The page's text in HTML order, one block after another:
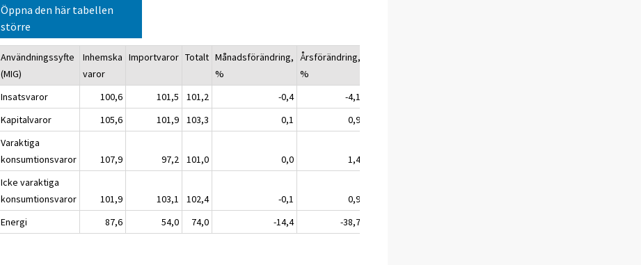
Öppna den här tabellen
större
Användningssyfte
(MIG)
Inhemska
varor
Importvaror Totalt Månadsförändring,
%
Årsförändring,
%
Insatsvaror
100,6 101,5 101,2 -0,4
-4,1
Kapitalvaror
105,6 101,9 103,3 0,1
0,9
Varaktiga
konsumtionsvaror
107,9 97,2 101,0 0,0
1,4
Icke varaktiga
konsumtionsvaror
101,9 103,1 102,4 -0,1
0,9
Energi
87,6 54,0 74,0 -14,4 -38,7